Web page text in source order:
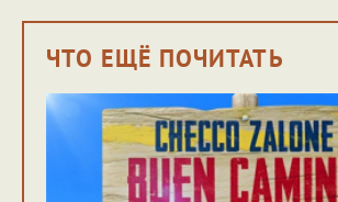
ЧТО ЕЩЁ ПОЧИТАТЬ